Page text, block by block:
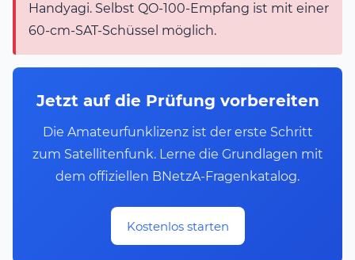
Handyagi. Selbst QO-100-Empfang ist mit einer
60-cm-SAT-Schüssel möglich.
Jetzt auf die Prüfung vorbereiten
Die Amateurfunklizenz ist der erste Schritt
zum Satellitenfunk. Lerne die Grundlagen mit
dem offiziellen BNetzA-Fragenkatalog.
Kostenlos starten